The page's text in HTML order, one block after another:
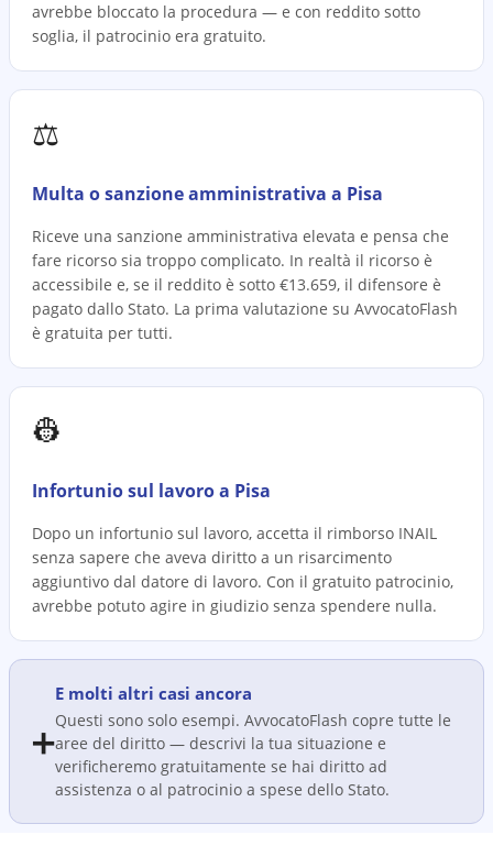
avrebbe bloccato la procedura — e con reddito sotto
soglia, il patrocinio era gratuito.
⚖️
Multa o sanzione amministrativa a Pisa
Riceve una sanzione amministrativa elevata e pensa che
fare ricorso sia troppo complicato. In realtà il ricorso è
accessibile e, se il reddito è sotto €13.659, il difensore è
pagato dallo Stato. La prima valutazione su AvvocatoFlash
è gratuita per tutti.
👷
Infortunio sul lavoro a Pisa
Dopo un infortunio sul lavoro, accetta il rimborso INAIL
senza sapere che aveva diritto a un risarcimento
aggiuntivo dal datore di lavoro. Con il gratuito patrocinio,
avrebbe potuto agire in giudizio senza spendere nulla.
➕
E molti altri casi ancora
Questi sono solo esempi. AvvocatoFlash copre tutte le
aree del diritto — descrivi la tua situazione e
verificheremo gratuitamente se hai diritto ad
assistenza o al patrocinio a spese dello Stato.